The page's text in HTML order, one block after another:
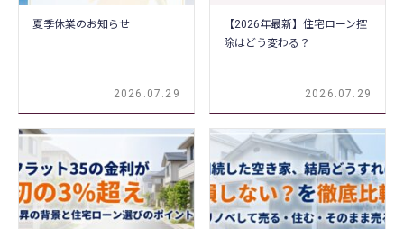
夏季休業のお知らせ
2026.07.29
【2026年最新】住宅ローン控
除はどう変わる？
2026.07.29